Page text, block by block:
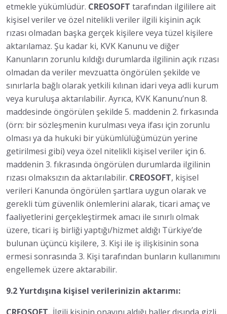
etmekle yükümlüdür. CREOSOFT tarafından ilgililere ait
kişisel veriler ve özel nitelikli veriler ilgili kişinin açık
rızası olmadan başka gerçek kişilere veya tüzel kişilere
aktarılamaz. Şu kadar ki, KVK Kanunu ve diğer
Kanunların zorunlu kıldığı durumlarda ilgilinin açık rızası
olmadan da veriler mevzuatta öngörülen şekilde ve
sınırlarla bağlı olarak yetkili kılınan idari veya adli kurum
veya kuruluşa aktarılabilir. Ayrıca, KVK Kanunu’nun 8.
maddesinde öngörülen şekilde 5. maddenin 2. fırkasında
(örn: bir sözleşmenin kurulması veya ifası için zorunlu
olması ya da hukuki bir yükümlülüğümüzün yerine
getirilmesi gibi) veya özel nitelikli kişisel veriler için 6.
maddenin 3. fıkrasında öngörülen durumlarda ilgilinin
rızası olmaksızın da aktarılabilir. CREOSOFT, kişisel
verileri Kanunda öngörülen şartlara uygun olarak ve
gerekli tüm güvenlik önlemlerini alarak, ticari amaç ve
faaliyetlerini gerçekleştirmek amacı ile sınırlı olmak
üzere, ticari iş birliği yaptığı/hizmet aldığı Türkiye’de
bulunan üçüncü kişilere, 3. Kişi ile iş ilişkisinin sona
ermesi sonrasında 3. Kişi tarafından bunların kullanımını
engellemek üzere aktarabilir.
9.2 Yurtdışına kişisel verilerinizin aktarımı: